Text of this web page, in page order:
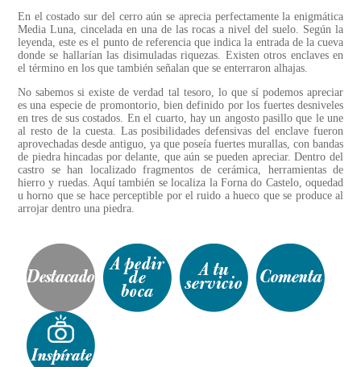
En el costado sur del cerro aún se aprecia perfectamente la enigmática
Media Luna, cincelada en una de las rocas a nivel del suelo. Según la
leyenda, este es el punto de referencia que indica la entrada de la cueva
donde se hallarían las disimuladas riquezas. Existen otros enclaves en
el término en los que también señalan que se enterraron alhajas.
No sabemos si existe de verdad tal tesoro, lo que sí podemos apreciar
es una especie de promontorio, bien definido por los fuertes desniveles
en tres de sus costados. En el cuarto, hay un angosto pasillo que le une
al resto de la cuesta. Las posibilidades defensivas del enclave fueron
aprovechadas desde antiguo, ya que poseía fuertes murallas, con bandas
de piedra hincadas por delante, que aún se pueden apreciar. Dentro del
castro se han localizado fragmentos de cerámica, herramientas de
hierro y ruedas. Aquí también se localiza la Forna do Castelo, oquedad
u horno que se hace perceptible por el ruido a hueco que se produce al
arrojar dentro una piedra.